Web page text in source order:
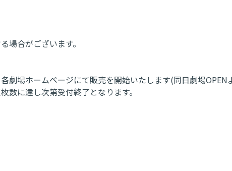
場合がございます。
劇場ホームページにて販売を開始いたします(同日劇場OPEN
に達し次第受付終了となります。